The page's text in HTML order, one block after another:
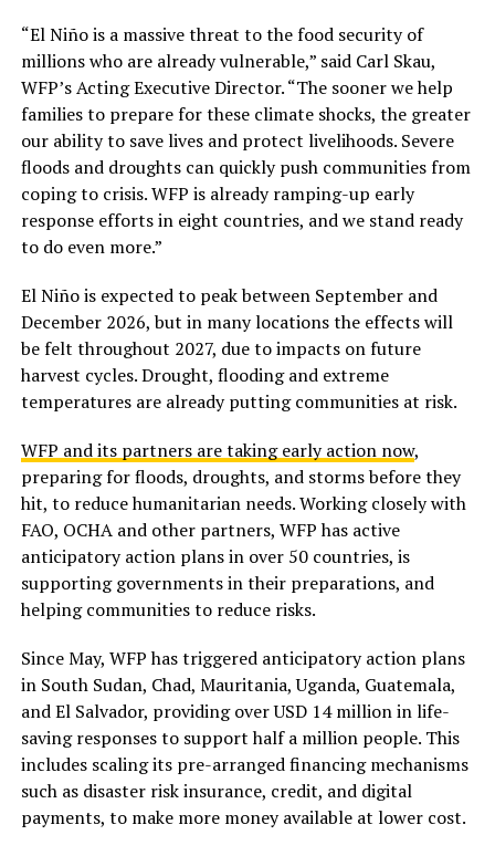
“El Niño is a massive threat to the food security of
millions who are already vulnerable,” said Carl Skau,
WFP’s Acting Executive Director. “The sooner we help
families to prepare for these climate shocks, the greater
our ability to save lives and protect livelihoods. Severe
floods and droughts can quickly push communities from
coping to crisis. WFP is already ramping-up early
response efforts in eight countries, and we stand ready
to do even more.”
El Niño is expected to peak between September and
December 2026, but in many locations the effects will
be felt throughout 2027, due to impacts on future
harvest cycles. Drought, flooding and extreme
temperatures are already putting communities at risk.
WFP and its partners are taking early action now,
preparing for floods, droughts, and storms before they
hit, to reduce humanitarian needs. Working closely with
FAO, OCHA and other partners, WFP has active
anticipatory action plans in over 50 countries, is
supporting governments in their preparations, and
helping communities to reduce risks.
Since May, WFP has triggered anticipatory action plans
in South Sudan, Chad, Mauritania, Uganda, Guatemala,
and El Salvador, providing over USD 14 million in life-
saving responses to support half a million people. This
includes scaling its pre-arranged financing mechanisms
such as disaster risk insurance, credit, and digital
payments, to make more money available at lower cost.